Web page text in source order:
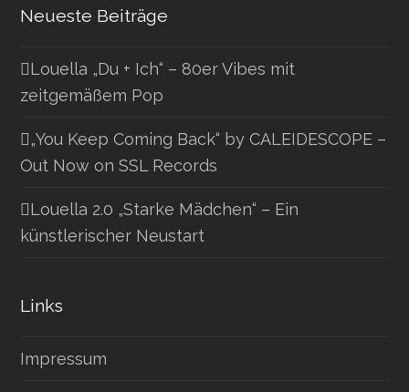
Neueste Beiträge
Louella „Du + Ich“ – 80er Vibes mit
zeitgemäßem Pop
„You Keep Coming Back“ by CALEIDESCOPE –
Out Now on SSL Records
Louella 2.0 „Starke Mädchen“ – Ein
künstlerischer Neustart
Links
Impressum